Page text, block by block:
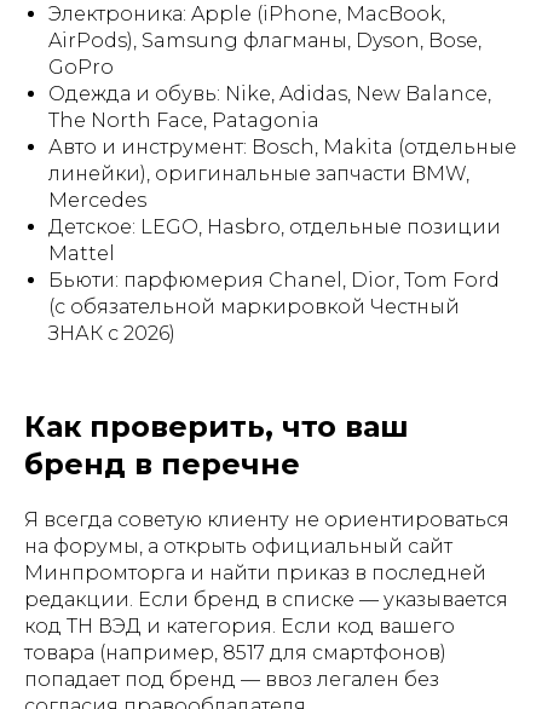
Электроника: Apple (iPhone, MacBook,
AirPods), Samsung флагманы, Dyson, Bose,
GoPro
Одежда и обувь: Nike, Adidas, New Balance,
The North Face, Patagonia
Авто и инструмент: Bosch, Makita (отдельные
линейки), оригинальные запчасти BMW,
Mercedes
Детское: LEGO, Hasbro, отдельные позиции
Mattel
Бьюти: парфюмерия Chanel, Dior, Tom Ford
(с обязательной маркировкой Честный
ЗНАК с 2026)
Как проверить, что ваш
бренд в перечне
Я всегда советую клиенту не ориентироваться
на форумы, а открыть официальный сайт
Минпромторга и найти приказ в последней
редакции. Если бренд в списке — указывается
код ТН ВЭД и категория. Если код вашего
товара (например, 8517 для смартфонов)
попадает под бренд — ввоз легален без